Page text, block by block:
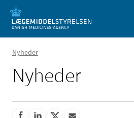
Nyheder
Nyheder